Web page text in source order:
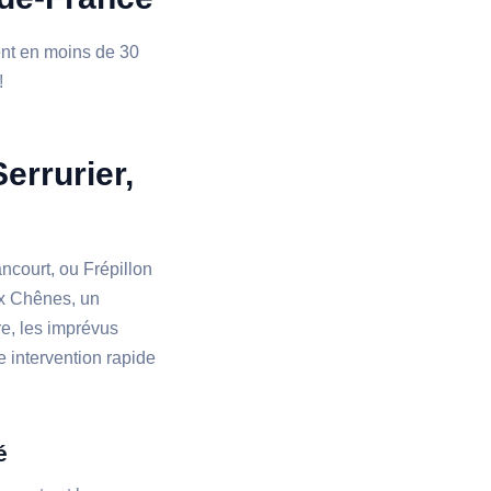
en moins de 30
ou Frépillon
Chênes, un
les imprévus
intervention rapide